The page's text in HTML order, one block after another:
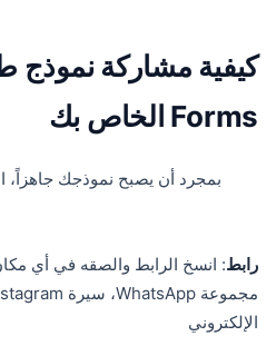
Forms الخاص بك
بمجرد أن يصبح نموذجك جاهزاً،
رابط: انسخ الرابط والصقه في أي
الإلكتروني